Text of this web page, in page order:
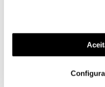
funcionalidades (cookies
funcionalidade) e adaptar
(cookies de publicidade
utilização dos cookies